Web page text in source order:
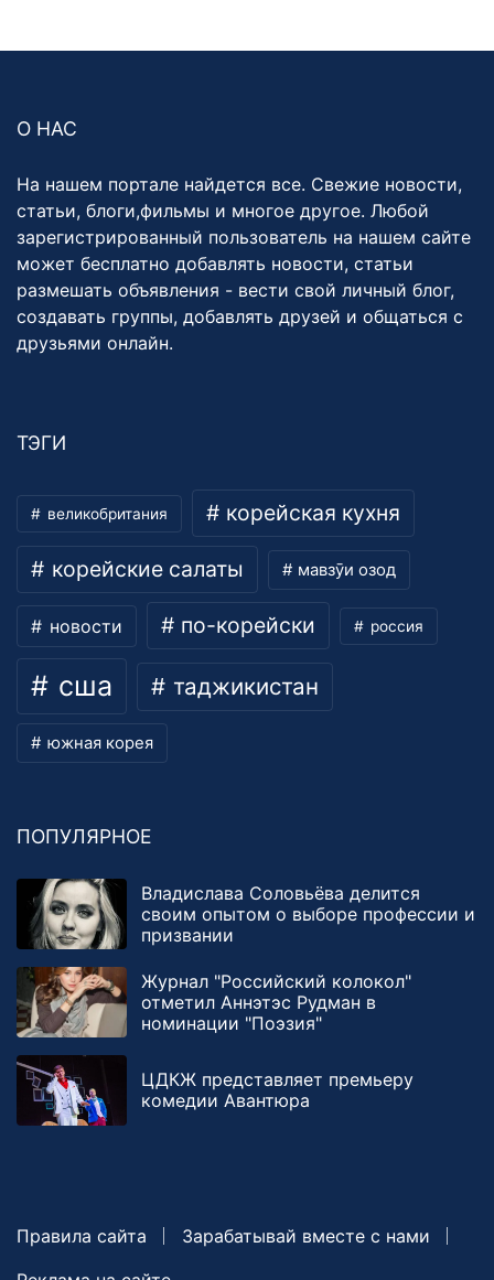
О НАС
На нашем портале найдется все. Свежие новости,
статьи, блоги,фильмы и многое другое. Любой
зарегистрированный пользователь на нашем сайте
может бесплатно добавлять новости, статьи
размешать объявления - вести свой личный блог,
создавать группы, добавлять друзей и общаться с
друзьями онлайн.
ТЭГИ
великобритания корейская кухня
корейские салаты мавзӯи озод
новости по-корейски россия
сша таджикистан
южная корея
ПОПУЛЯРНОЕ
Владислава Соловьёва делится
своим опытом о выборе профессии и
призвании
Журнал "Российский колокол"
отметил Аннэтэс Рудман в
номинации "Поэзия"
ЦДКЖ представляет премьеру
комедии Авантюра
Правила сайта
Зарабатывай вместе с нами